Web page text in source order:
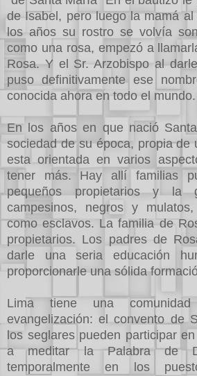
de Isabel, pero luego la mamá
los años su rostro se volvía
como una rosa, empezó a
Rosa. Y el Sr. Arzobispo al
puso definitivamente ese
conocida ahora en todo el mundo.
En los años en que nació
sociedad de su época, propia de
esta orientada en varios
tener más. Hay allí familias
pequeños propietarios y la
campesinos, negros y
como esclavos. La familia de
propietarios. Los padres de
darle una seria educación
proporcionarle una sólida
Lima tiene una
evangelización: el convento de
los seglares pueden participar
a meditar la Palabra de
temporalmente en los